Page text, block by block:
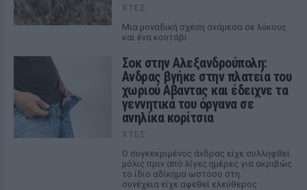
ΧΤΕΣ
Μια μοναδική σχέση ανάμεσα σε λύκους
και ένα κουτάβι
Σοκ στην Αλεξανδρούπολη:
Ανδρας βγήκε στην πλατεία του
χωριού Αβαντας και έδειχνε τα
γεννητικά του όργανα σε
ανηλίκα κορίτσια
ΧΤΕΣ
Ο συγκεκριμένος άνδρας είχε συλληφθεί
μόλις πριν από λίγες ημέρες για ακριβώς
το ίδιο αδίκημα ωστόσο στη
συνέχεια είχε αφεθεί ελεύθερος